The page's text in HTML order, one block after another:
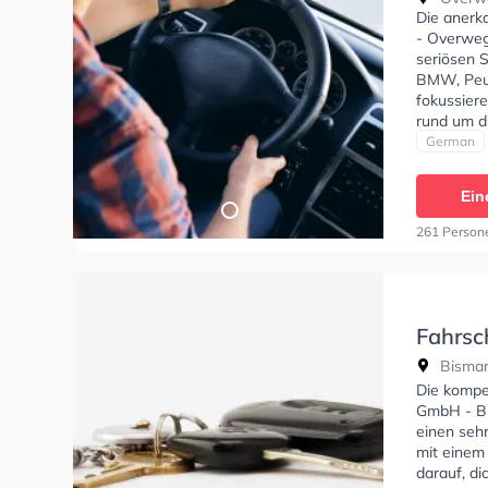
Die
-
seriösen
BMW,
rund um
stehen.
C1,
Klasse
theorie
German
261
Die
GmbH -
einen
mit
darauf,